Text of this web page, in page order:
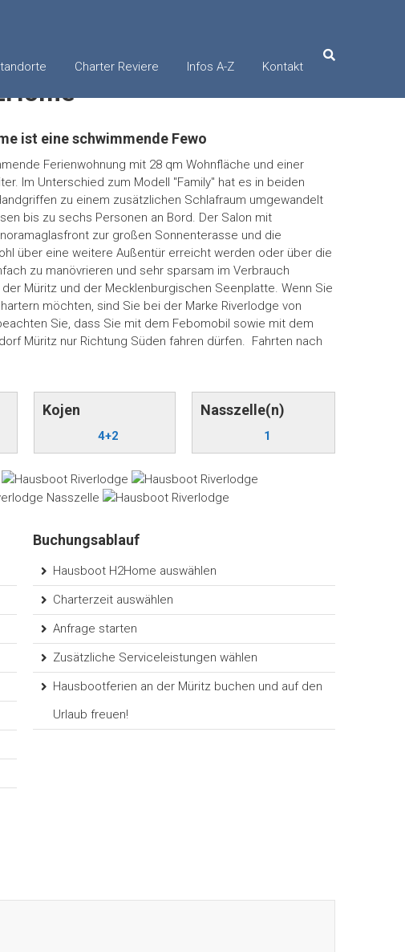
Charter Reviere Infos A-Z Kontakt
ist eine schwimmende Fewo
Ferienwohnung mit 28 qm Wohnfläche und einer
Im Unterschied zum Modell "Family" hat es in beiden
zu einem zusätzlichen Schlafraum umgewandelt
bis zu sechs Personen an Bord. Der Salon mit
zur großen Sonnenterasse und die
über eine weitere Außentür erreicht werden oder über die
zu manövrieren und sehr sparsam im Verbrauch
Müritz und der Mecklenburgischen Seenplatte. Wenn Sie
möchten, sind Sie bei der Marke Riverlodge von
Sie, dass Sie mit dem Febomobil sowie mit dem
Müritz nur Richtung Süden fahren dürfen. Fahrten nach
Kojen
4+2
Nasszelle(n)
1
Buchungsablauf
Hausboot H2Home auswählen
Charterzeit auswählen
Anfrage starten
Zusätzliche Serviceleistungen wählen
Hausbootferien an der Müritz buchen und auf den
Urlaub freuen!